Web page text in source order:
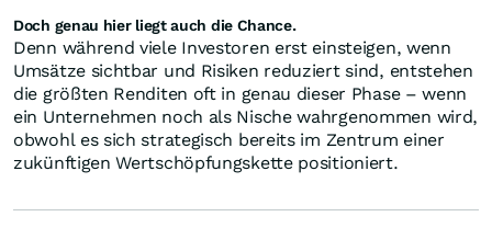
Doch genau hier liegt auch die Chance.
Denn während viele Investoren erst einsteigen, wenn
Umsätze sichtbar und Risiken reduziert sind, entstehen
die größten Renditen oft in genau dieser Phase – wenn
ein Unternehmen noch als Nische wahrgenommen wird,
obwohl es sich strategisch bereits im Zentrum einer
zukünftigen Wertschöpfungskette positioniert.